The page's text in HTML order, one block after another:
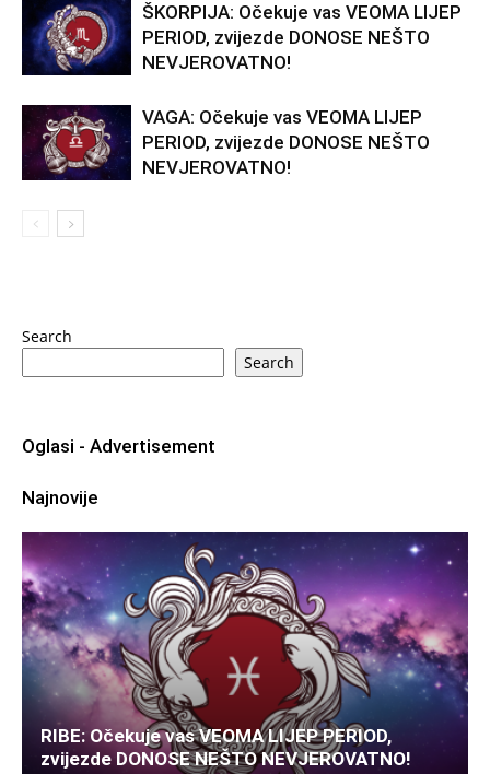
ŠKORPIJA: Očekuje vas VEOMA LIJEP
PERIOD, zvijezde DONOSE NEŠTO
NEVJEROVATNO!
VAGA: Očekuje vas VEOMA LIJEP
PERIOD, zvijezde DONOSE NEŠTO
NEVJEROVATNO!
Search
Search
Oglasi - Advertisement
Najnovije
RIBE: Očekuje vas VEOMA LIJEP PERIOD,
zvijezde DONOSE NEŠTO NEVJEROVATNO!